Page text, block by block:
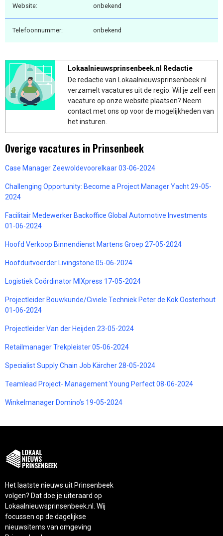
Website: onbekend
Telefoonnummer: onbekend
Lokaalnieuwsprinsenbeek.nl Redactie
De redactie van Lokaalnieuwsprinsenbeek.nl
verzamelt vacatures uit de regio. Wil je zelf een
vacature op onze website plaatsen? Neem
contact met ons op voor de mogelijkheden van
het insturen.
Overige vacatures in Prinsenbeek
Case Manager Zeewoldevoorelkaar 03-06-2024
Challenging Opportunity: Become a Project Manager Yacht 29-05-
2024
Facilitair Medewerker Backoffice Global Automotive Investments
01-06-2024
Hoofd Verkoop Binnendienst Martens Groep 27-05-2024
Hoofduitvoerder Livingstone 05-06-2024
Logistiek Coördinator MIXpress 17-05-2024
Projectleider Bouwkunde/Civiele Techniek Peter de Kok Oosterhout
01-06-2024
Projectleider Van der Heijden 23-05-2024
Retailmanager Trekpleister 05-06-2024
Specialist Supply Chain Job Kärcher 28-05-2024
Teamlead Project- Management Young Perfect 08-06-2024
Winkelmanager Domino’s 19-05-2024
Het laatste nieuws uit Prinsenbeek
volgen? Dat doe je uiteraard op
Lokaalnieuwsprinsenbeek.nl. Wij
focussen op de dagelijkse
nieuwsitems van omgeving